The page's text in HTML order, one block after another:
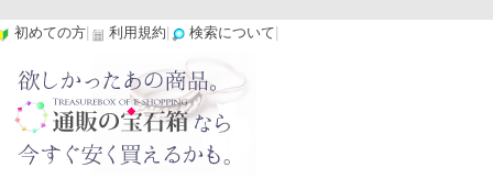
初めての方 利用規約 検索について